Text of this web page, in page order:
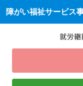
障がい福祉サービス